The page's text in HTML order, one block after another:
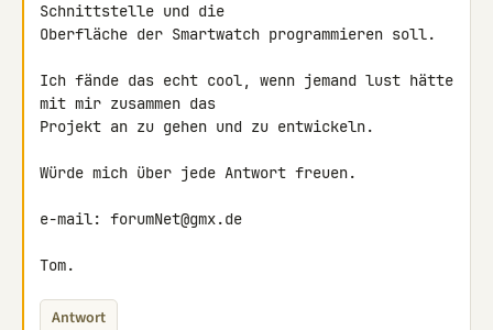
Schnittstelle und die
Oberfläche der Smartwatch programmieren soll.
Ich fände das echt cool, wenn jemand lust hätte
mit mir zusammen das
Projekt an zu gehen und zu entwickeln.
Würde mich über jede Antwort freuen.
e-mail: forumNet@gmx.de
Tom.
Antwort